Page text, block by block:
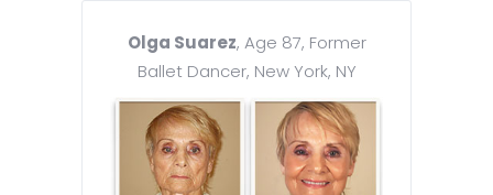
Olga Suarez, Age 87, Former
Ballet Dancer, New York, NY